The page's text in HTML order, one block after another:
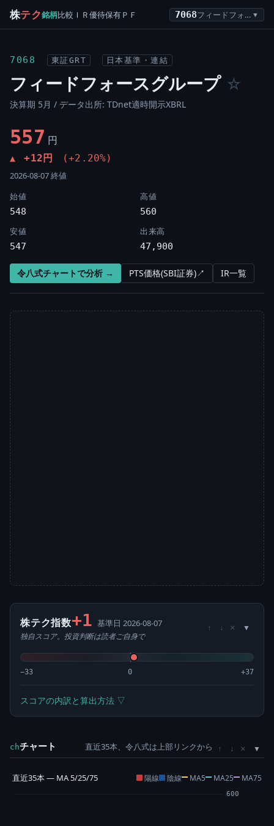
株テク銘柄比較 ＩＲ優待保有ＰＦ 7068 フィードフォースグループ ▼
7068 東証GRT 日本基準・連結
フィードフォースグループ ☆
決算期 5月 / データ出所: TDnet適時開示XBRL
557 円
▲ +12円 (+2.20%)
2026-08-07 終値
始値
548
高値
560
安値
547
出来高
47,900
令八式チャートで分析 → PTS価格(SBI証券)↗ IR一覧
株テク指数+1 基準日 2026-08-07
独自スコア。投資判断は読者ご自身で
↑ ↓ ×
−33 0 +37
スコアの内訳と算出方法 ▽
chチャート 直近35本、令八式は上部リンクから ↑ ↓ ×
直近35本 — MA 5/25/75 陽線 陰線 MA5 MA25 MA75
600